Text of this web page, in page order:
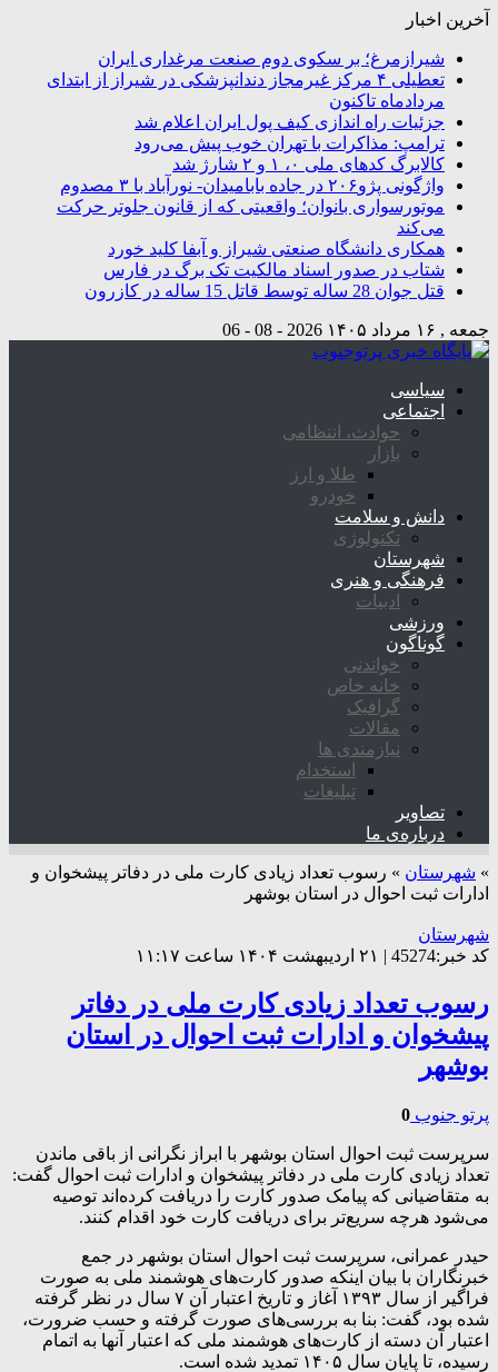
آخرین اخبار
شیرازمرغ؛ بر سکوی دوم صنعت مرغداری ایران
تعطیلی ۴ مرکز غیرمجاز دندانپزشکی در شیراز از ابتدای
مردادماه تاکنون
جزئیات راه اندازی کیف پول ایران اعلام شد
ترامپ: مذاکرات با تهران خوب پیش می‌رود
کالابرگ کدهای ملی ۰، ۱ و ۲ شارژ شد
واژگونی پژو۲۰۶ در جاده بابامیدان- نورآباد با ۳ مصدوم
موتورسواری بانوان؛ واقعیتی که از قانون جلوتر حرکت
می‌کند
همکاری دانشگاه صنعتی شیراز و آبفا کلید خورد
شتاب در صدور اسناد مالکیت تک برگ در فارس
قتل جوان 28 ساله توسط قاتل 15 ساله در کازرون
جمعه , ۱۶ مرداد ۱۴۰۵ 2026 - 08 - 06
سیاسی
اجتماعی
حوادث، انتظامی
بازار
طلا و ارز
خودرو
دانش و سلامت
تکنولوژی
شهرستان
فرهنگی و هنری
ادبیات
ورزشی
گوناگون
خواندنی
خانه خاص
گرافیک
مقالات
نیازمندی ها
استخدام
تبلیغات
تصاویر
درباره‌ی ما
» شهرستان » رسوب تعداد زیادی کارت ملی در دفاتر پیشخوان و
ادارات ثبت احوال در استان بوشهر
شهرستان
کد خبر:45274 | ۲۱ اردیبهشت ۱۴۰۴ ساعت ۱۱:۱۷
رسوب تعداد زیادی کارت ملی در دفاتر
پیشخوان و ادارات ثبت احوال در استان
بوشهر
پرتو جنوب 0
سرپرست ثبت احوال استان بوشهر با ابراز نگرانی از باقی ماندن
تعداد زیادی کارت ملی در دفاتر پیشخوان و ادارات ثبت احوال گفت:
به متقاضیانی که پیامک صدور کارت را دریافت کرده‌اند توصیه
می‌شود هرچه سریع‌تر برای دریافت کارت خود اقدام کنند.
حیدر عمرانی، سرپرست ثبت احوال استان بوشهر در جمع
خبرنگاران با بیان اینکه صدور کارت‌های هوشمند ملی به صورت
فراگیر از سال ۱۳۹۳ آغاز و تاریخ اعتبار آن ۷ سال در نظر گرفته
شده بود، گفت: بنا به بررسی‌های صورت گرفته و حسب ضرورت،
اعتبار آن دسته از کارت‌های هوشمند ملی که اعتبار آنها به اتمام
رسیده، تا پایان سال ۱۴۰۵ تمدید شده است.